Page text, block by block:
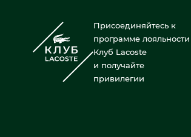
Присоединяйтесь к
программе лояльности
Клуб Lacoste
и получайте
привилегии